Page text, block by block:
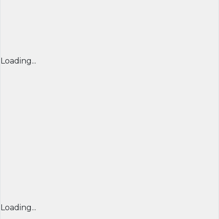
Loading...
Loading...